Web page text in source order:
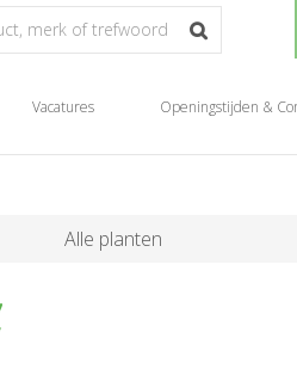
Vacatures Openingstijden &
Alle planten